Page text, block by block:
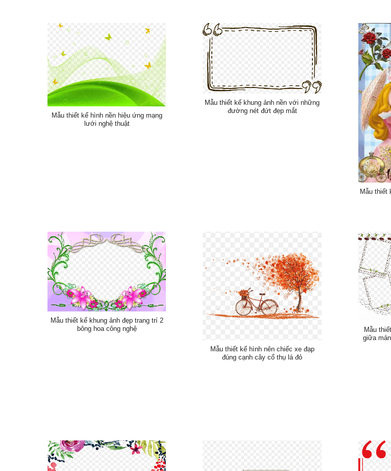
Mẫu thiết kế hình nền hiệu ứng mạng
lưới nghệ thuật
Mẫu thiết kế khung ảnh nền với những
đường nét đứt đẹp mắt
Mẫu thiết
Mẫu thiết kế khung ảnh đẹp trang trí 2
bông hoa công nghệ
Mẫu thiết kế hình nên chiếc xe đạp
đúng cạnh cây cổ thụ lá đỏ
Mẫu
giữa